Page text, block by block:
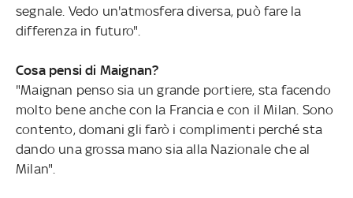
segnale. Vedo un'atmosfera diversa, può fare la
differenza in futuro".
Cosa pensi di Maignan?
"Maignan penso sia un grande portiere, sta facendo
molto bene anche con la Francia e con il Milan. Sono
contento, domani gli farò i complimenti perché sta
dando una grossa mano sia alla Nazionale che al
Milan".